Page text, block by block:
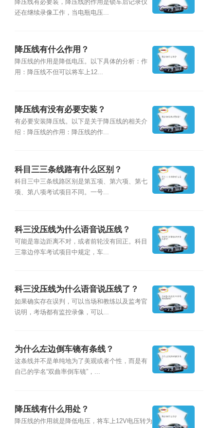
降压线有必要装，降压线的作用是锁车后记录仪
还在继续录像工作，当电瓶电压...
降压线有什么作用？
降压线的作用是降低电压。以下具体的分析：作
用：降压线不但可以将车上12...
降压线有没有必要安装？
有必要安装降压线。以下是关于降压线的相关介
绍：降压线的作用：降压线的作...
科目三三条线路有什么区别？
科目三中三条线路区别是第五项、第六项、第七
项、第八项考试项目不同。一号...
科三没压线为什么语音说压线？
可能是靠边距离不对，或者前轮没有回正。科目
三靠边停车考试项目中规定，车...
科三没压线为什么语音说压线了？
如果确实存在误判，可以当场和教练以及监考官
说明，考场都有监控录像，可以...
为什么左边倒车镜有条线？
这条线并不是单纯地为了美观或者个性，而是有
自己的学名“双曲率倒车镜”，...
降压线有什么用处？
降压线的作用就是降低电压，将车上12V电压转为